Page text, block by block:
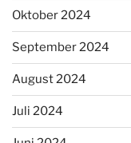
Oktober 2024
September 2024
August 2024
Juli 2024